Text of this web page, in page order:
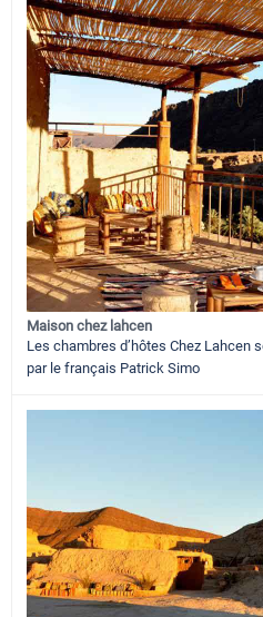
Maison chez lahcen
Les chambres d’hôtes Chez Lahcen
par le français Patrick Simo